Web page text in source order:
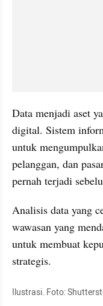
Data menjadi aset
digital. Sistem
untuk
pelanggan, dan
pernah terjadi
Analisis data yang
wawasan yang
untuk membuat
strategis.
Ilustrasi. Foto: